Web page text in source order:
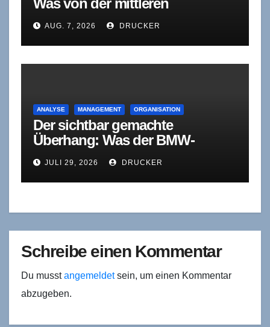
Führungsebene bleibt, wenn
Agenten sich selbst korrigieren
AUG. 7, 2026 DRUCKER
ANALYSE MANAGEMENT ORGANISATION
Der sichtbar gemachte
Überhang: Was der BMW-
Stellenabbau
organisationstheoretisch
bedeutet
JULI 29, 2026 DRUCKER
Schreibe einen Kommentar
Du musstangemeldetsein, um einen Kommentar
abzugeben.